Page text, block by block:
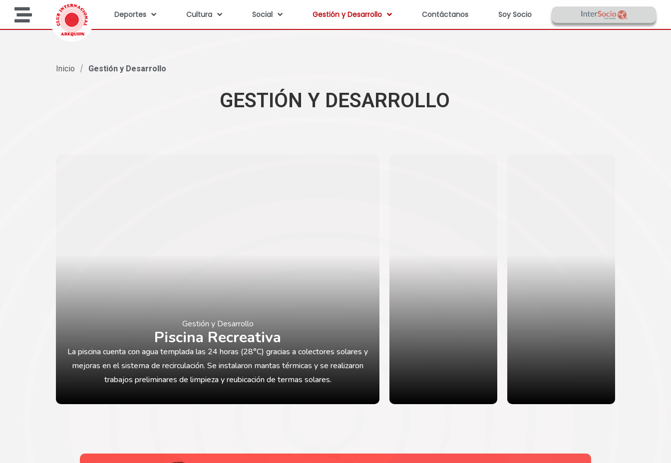
Deportes Cultura Social Gestión y Desarrollo Contáctanos Soy Socio
Inicio / Gestión y Desarrollo
GESTIÓN Y DESARROLLO
Gestión y Desarrollo
Piscina Recreativa
La piscina cuenta con agua templada las 24 horas (28°C) gracias a colectores solares y
mejoras en el sistema de recirculación. Se instalaron mantas térmicas y se realizaron
trabajos preliminares de limpieza y reubicación de termas solares.